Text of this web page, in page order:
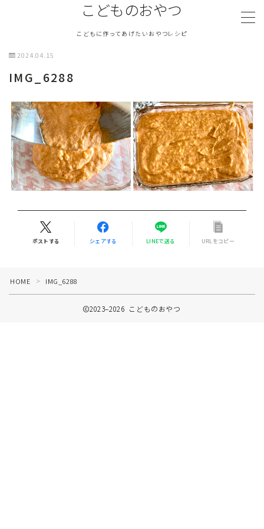
こどものおやつ
こどもに作ってあげたいおやつレシピ
TOPページ
『こどものおやつ』について
ふわふわおやつ
さくさくおやつ
イベントのおやつ
プライバシーポリシー
2024.04.15
IMG_6288
ポストする シェアする LINEで送る URLをコピー
HOME ＞ IMG_6288
2023–2026 こどものおやつ